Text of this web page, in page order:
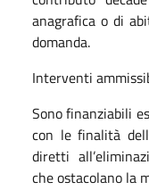
anagrafica o di
domanda.
Interventi
Sono finanziabili
con le finalità
diretti
che ostacolano la